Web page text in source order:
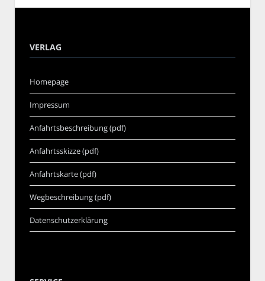
VERLAG
Homepage
Impressum
Anfahrtsbeschreibung (pdf)
Anfahrtsskizze (pdf)
Anfahrtskarte (pdf)
Wegbeschreibung (pdf)
Datenschutzerklärung